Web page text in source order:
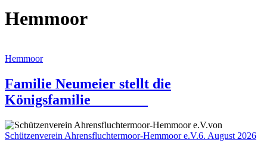
Hemmoor
Hemmoor
Familie Neumeier stellt die
Königsfamilie
von
Schützenverein Ahrensfluchtermoor-Hemmoor e.V.6. August 2026